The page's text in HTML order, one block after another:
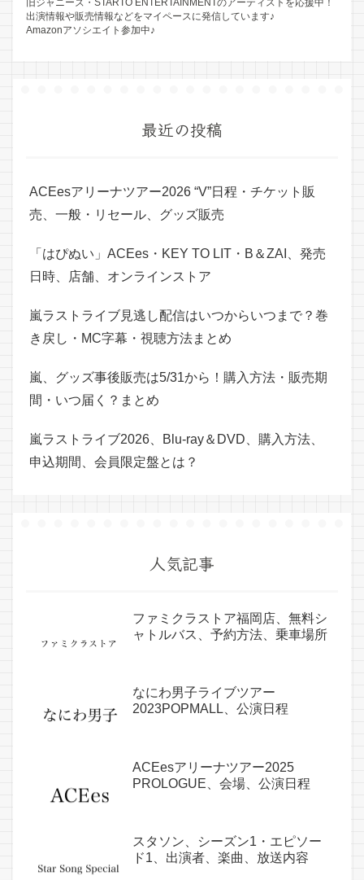
出演情報や販売情報などをマイペースに発信しています♪
Amazonアソシエイト参加中♪
最近の投稿
ACEesアリーナツアー2026 “V”日程・チケット販
売、一般・リセール、グッズ販売
「はぴぬい」ACEes・KEY TO LIT・B＆ZAI、発売
日時、店舗、オンラインストア
嵐ラストライブ見逃し配信はいつからいつまで？巻
き戻し・MC字幕・視聴方法まとめ
嵐、グッズ事後販売は5/31から！購入方法・販売期
間・いつ届く？まとめ
嵐ラストライブ2026、Blu-ray＆DVD、購入方法、
申込期間、会員限定盤とは？
人気記事
ファミクラストア福岡店、無料シ
ャトルバス、予約方法、乗車場所
なにわ男子ライブツアー
2023POPMALL、公演日程
ACEesアリーナツアー2025
PROLOGUE、会場、公演日程
スタソン、シーズン1・エピソー
ド1、出演者、楽曲、放送内容